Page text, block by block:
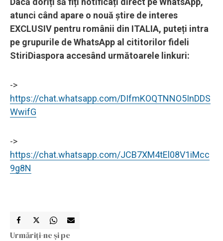
atunci când apare o nouă știre de interes
EXCLUSIV pentru românii din ITALIA, puteți intra
pe grupurile de WhatsApp al cititorilor fideli
StiriDiaspora accesând următoarele linkuri:
->
https://chat.whatsapp.com/DIfmKOQTNNO5InDDS
WwifG
->
https://chat.whatsapp.com/JCB7XM4tEl08V1iMcc
9g8N
Urmăriți-ne și pe